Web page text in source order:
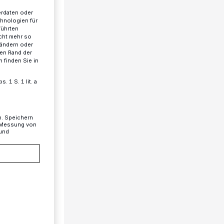
oder
für
mehr so
oder
Rand der
finden Sie in
1 S. 1 lit. a
Speichern
von